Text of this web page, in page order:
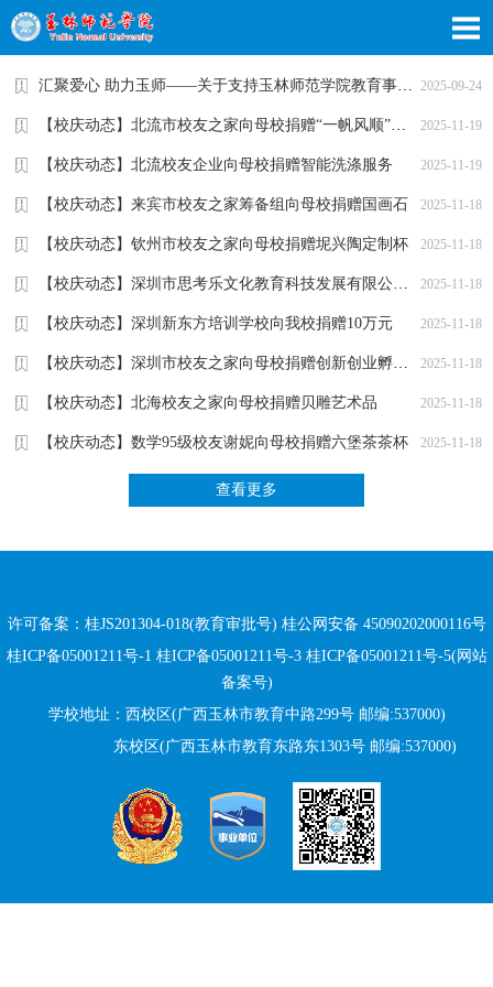
2025-09-24
汇聚爱心 助力玉师——关于支持玉林师范学院教育事业的倡议书
2025-11-19
【校庆动态】北流市校友之家向母校捐赠“一帆风顺”花瓶一对
2025-11-19
【校庆动态】北流校友企业向母校捐赠智能洗涤服务
2025-11-18
【校庆动态】来宾市校友之家筹备组向母校捐赠国画石
2025-11-18
【校庆动态】钦州市校友之家向母校捐赠坭兴陶定制杯
2025-11-18
【校庆动态】深圳市思考乐文化教育科技发展有限公司向我校捐...
2025-11-18
【校庆动态】深圳新东方培训学校向我校捐赠10万元
2025-11-18
【校庆动态】深圳市校友之家向母校捐赠创新创业孵化中心建设...
2025-11-18
【校庆动态】北海校友之家向母校捐赠贝雕艺术品
2025-11-18
【校庆动态】数学95级校友谢妮向母校捐赠六堡茶茶杯
查看更多
许可备案：桂JS201304-018(教育审批号) 桂公网安备 45090202000116号
桂ICP备05001211号-1 桂ICP备05001211号-3 桂ICP备05001211号-5(网站
备案号)
学校地址：西校区(广西玉林市教育中路299号 邮编:537000)
东校区(广西玉林市教育东路东1303号 邮编:537000)